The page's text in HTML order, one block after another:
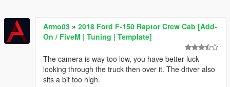
Armo03 » 2018 Ford F-150 Raptor Crew Cab [Add-
On / FiveM | Tuning | Template]
The camera is way too low, you have better luck
looking through the truck then over it. The driver also
sits a bit too high.